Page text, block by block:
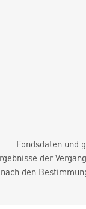
Fondsdaten und
der
den